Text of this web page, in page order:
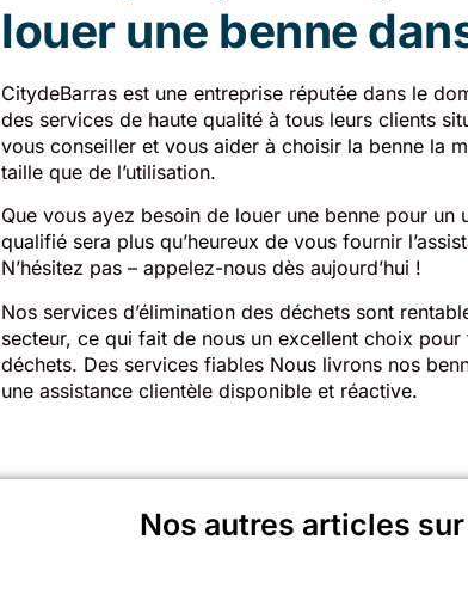
louer une benne
CitydeBarras est une entreprise réputée dans le
des services de haute qualité à tous leurs clients
vous conseiller et vous aider à choisir la benne la
taille que de l’utilisation.
Que vous ayez besoin de louer une benne pour
qualifié sera plus qu’heureux de vous fournir
N’hésitez pas – appelez-nous dès aujourd’hui !
Nos services d’élimination des déchets sont
secteur, ce qui fait de nous un excellent choix
déchets. Des services fiables Nous livrons nos
une assistance clientèle disponible et réactive.
Nos autres articles